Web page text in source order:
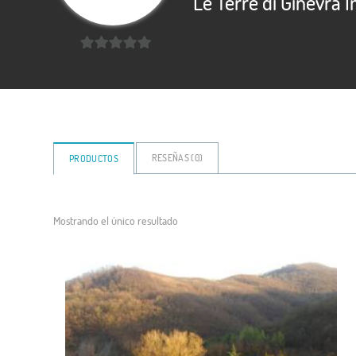
PRODUCTOS RESEÑAS (0)
Mostrando el único resultado